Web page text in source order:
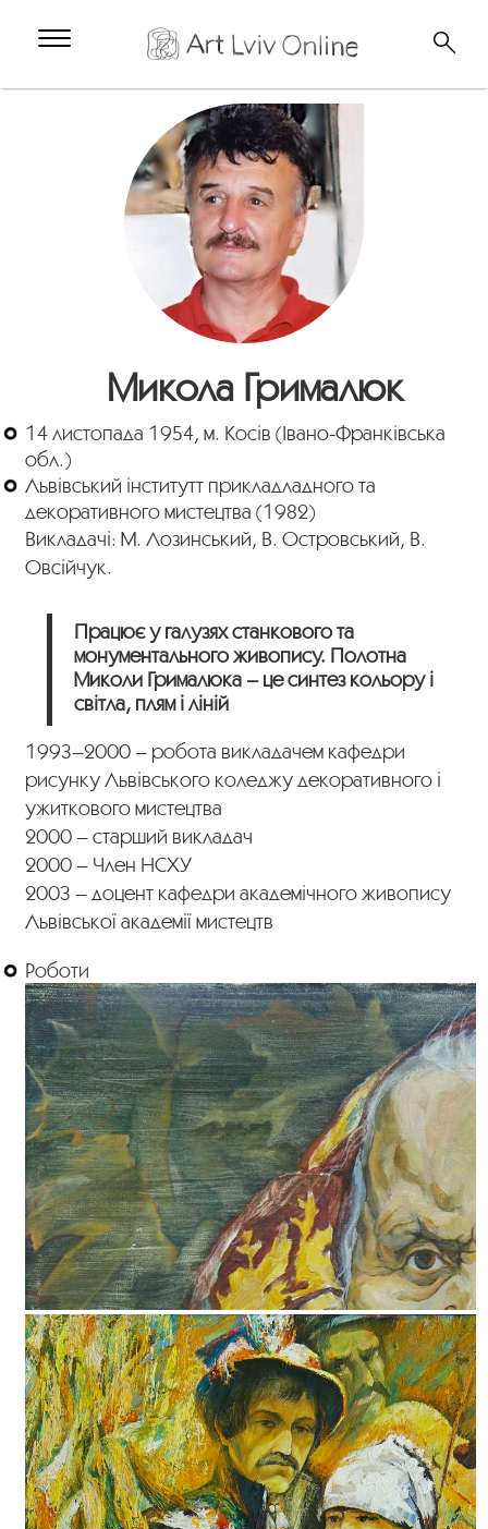
Микола Грималюк
14 листопада 1954, м. Косів (Івано-Франківська
обл.)
Львівський інститутт прикладладного та
декоративного мистецтва (1982)
Викладачі: М. Лозинський, В. Островський, В.
Овсійчук.
Працює у галузях станкового та
монументального живопису. Полотна
Миколи Грималюка – це синтез кольору і
світла, плям і ліній
1993–2000 – робота викладачем кафедри
рисунку Львівського коледжу декоративного і
ужиткового мистецтва
2000 – старший викладач
2000 – Член НСХУ
2003 – доцент кафедри академічного живопису
Львівської академії мистецтв
Роботи